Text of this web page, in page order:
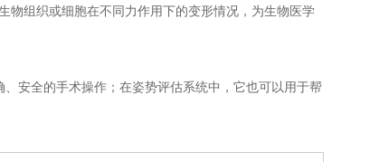
物组织或细胞在不同力作用下的变形情况，为生物医学
安全的手术操作；在姿势评估系统中，它也可以用于帮